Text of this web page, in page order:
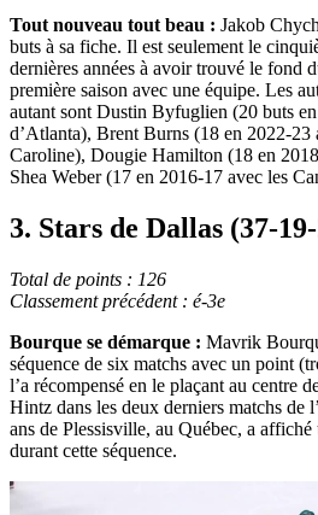
Tout nouveau tout beau : Jakob
buts à sa fiche. Il est seulement le
dernières années à avoir trouvé le fond
première saison avec une équipe. Les
autant sont Dustin Byfuglien (20 buts
d’Atlanta), Brent Burns (18 en 2022-23
Caroline), Dougie Hamilton (18 en
Shea Weber (17 en 2016-17 avec les
3. Stars de Dallas (37-
Total de points : 126
Classement précédent : é-3e
Bourque se démarque : Mavrik
séquence de six matchs avec un point
l’a récompensé en le plaçant au centre
Hintz dans les deux derniers matchs de
ans de Plessisville, au Québec, a
durant cette séquence.